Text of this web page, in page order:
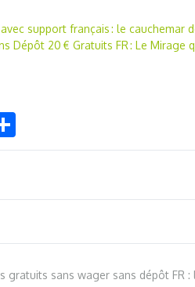
support français : le cauchemar
Dépôt 20 € Gratuits FR : Le Mirage
gratuits sans wager sans dépôt FR